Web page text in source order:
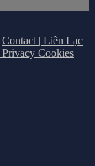
Contact | Liên Lạc
Privacy Cookies